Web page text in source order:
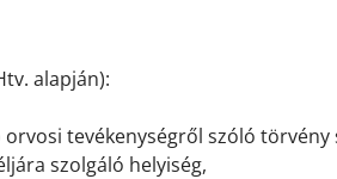
alapján):
orvosi tevékenységről szóló
szolgáló helyiség,